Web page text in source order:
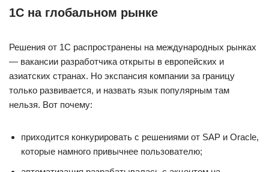
1С на глобальном рынке
Решения от 1С распространены на международных рынках
— вакансии разработчика открыты в европейских и
азиатских странах. Но экспансия компании за границу
только развивается, и назвать язык популярным там
нельзя. Вот почему:
приходится конкурировать с решениями от SAP и Oracle,
которые намного привычнее пользователю;